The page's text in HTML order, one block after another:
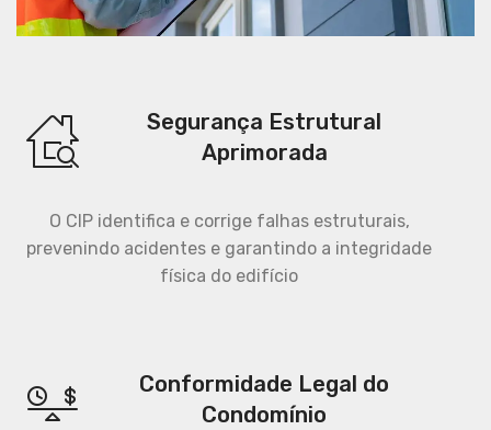
Segurança Estrutural
Aprimorada
O CIP identifica e corrige falhas estruturais,
prevenindo acidentes e garantindo a integridade
física do edifício
Conformidade Legal do
Condomínio